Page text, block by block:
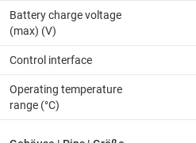
Battery charge voltage
(max) (V)
Control interface
Operating temperature
range (°C)